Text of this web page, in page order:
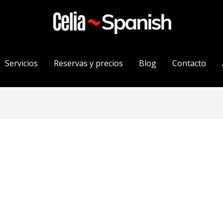
Servicios Reservas y precios Blog Contacto